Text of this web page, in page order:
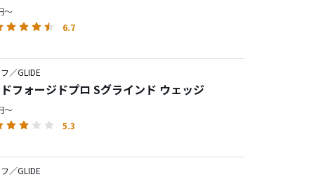
～
6.7
／GLIDE
フォージドプロ Sグラインド ウェッジ
～
5.3
／GLIDE